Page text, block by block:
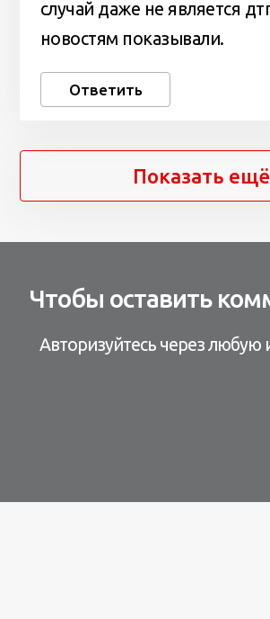
случай даже не является
новостям показывали.
Ответить
Показать ещё
Чтобы оставить
Авторизуйтесь через любую